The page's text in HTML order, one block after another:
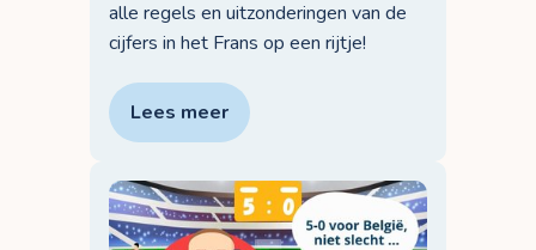
alle regels en uitzonderingen van de
cijfers in het Frans op een rijtje!
Lees meer